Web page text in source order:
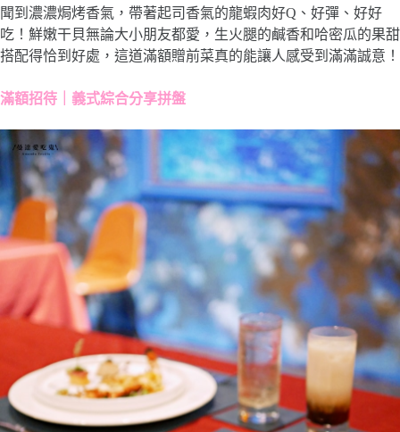
聞到濃濃焗烤香氣，帶著起司香氣的龍蝦肉好Q、好彈、好好
吃！鮮嫩干貝無論大小朋友都愛，生火腿的鹹香和哈密瓜的果甜
搭配得恰到好處，這道滿額贈前菜真的能讓人感受到滿滿誠意！
滿額招待｜義式綜合分享拼盤